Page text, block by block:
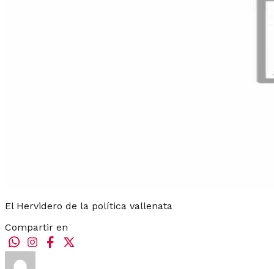
El Hervidero de la política vallenata
Compartir en